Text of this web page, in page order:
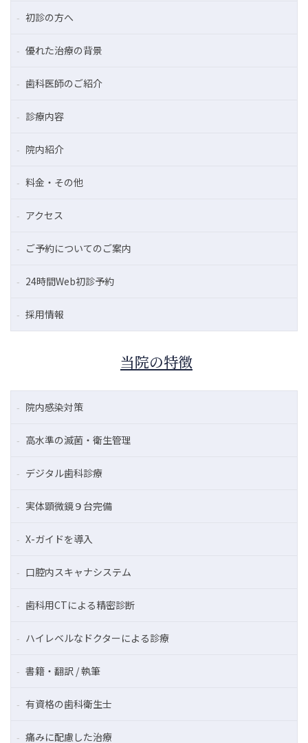
初診の方へ
優れた治療の背景
歯科医師のご紹介
診療内容
院内紹介
料金・その他
アクセス
ご予約についてのご案内
24時間Web初診予約
採用情報
当院の特徴
院内感染対策
高水準の滅菌・衛生管理
デジタル歯科診療
実体顕微鏡９台完備
X-ガイドを導入
口腔内スキャナシステム
歯科用CTによる精密診断
ハイレベルなドクターによる診療
書籍・翻訳 / 執筆
有資格の歯科衛生士
痛みに配慮した治療